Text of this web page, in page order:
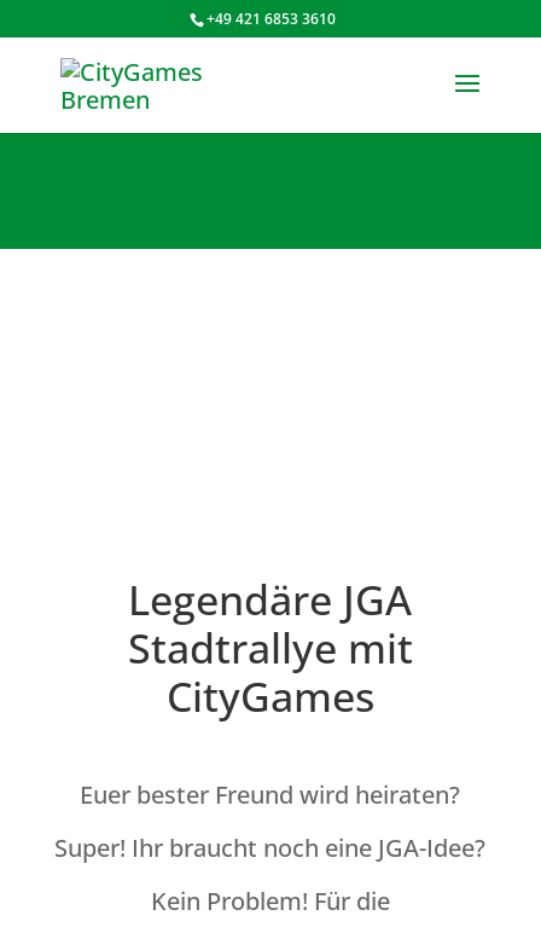
+49 421 6853 3610
Legendäre JGA
Stadtrallye mit
CityGames
Euer bester Freund wird heiraten?
Super! Ihr braucht noch eine JGA-Idee?
Kein Problem! Für die